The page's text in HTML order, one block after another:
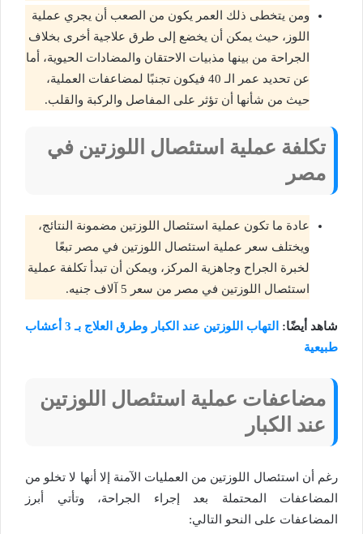
ومن يتخطى ذلك العمر يكون من الصعب أن يجري عملية
اللوز، حيث يمكن أن يخضع إلى طرق علاجية أخرى بخلاف
الجراحة من بينها مذبيات الاحتقان والمضادات الحيوية، أما
عن تحديد عمر الـ 40 فيكون تجنبًا لمضاعفات العملية،
حيث من شأنها أن تؤثر على المفاصل والركبة والقلب.
تكلفة عملية استئصال اللوزتين في
مصر
عادة ما تكون عملية استئصال اللوزتين مضمونة النتائج،
ويختلف سعر عملية استئصال اللوزتين في مصر تبعًا
لخبرة الجراح وجاهزية المركز، ويمكن أن تبدأ تكلفة عملية
استئصال اللوزتين في مصر من سعر 5 آلاف جنيه.
شاهد أيضًا:
التهاب اللوزتين عند الكبار وطرق العلاج بـ 3 أعشاب
طبيعية
مضاعفات عملية استئصال اللوزتين
عند الكبار
رغم أن استئصال اللوزتين من العمليات الآمنة إلا أنها لا تخلو من
المضاعفات المحتملة بعد إجراء الجراحة، وتأتي أبرز
المضاعفات على النحو التالي: